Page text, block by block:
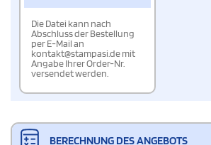
Die Datei kann nach
Abschluss der Bestellung
per E-Mail an
kontakt@stampasi.de mit
Angabe Ihrer Order-Nr.
versendet werden.
BERECHNUNG DES ANGEBOTS